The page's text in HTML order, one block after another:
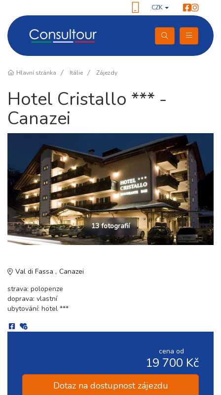
CZK
Hlavní stránka Itálie Zájezdy
Hotel Cristallo *** -
Canazei
13 fotografií
Val di Fassa
Canazei
strava: polopenze
doprava: vlastní
ubytování: hotel ***
cena od
19 700 Kč
Dotaz na dostupnost zájezdu